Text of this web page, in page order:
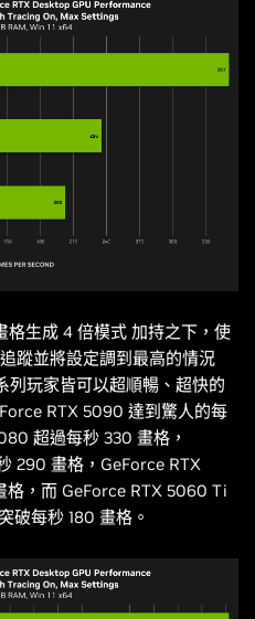
格生成 4 倍模式 加持之下，使
蹤並將設定調到最高的情況
列玩家皆可以超順暢、超快的
RTX 5090 達到驚人的每
超過每秒 330 畫格，
290 畫格，GeForce RTX
，而 GeForce RTX 5060 Ti
破每秒 180 畫格。